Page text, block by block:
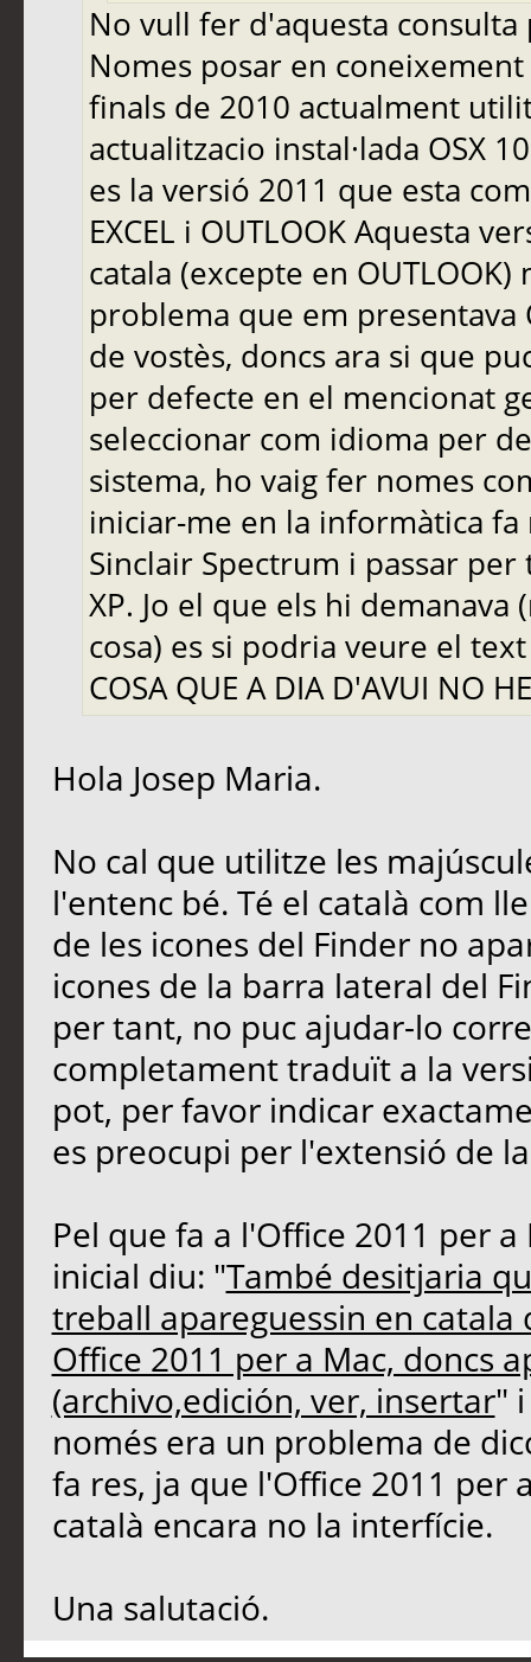
No vull fer d'aquesta
Nomes posar en
finals de 2010 actualment
actualitzacio instal·lada OSX
es la versió 2011 que esta
EXCEL i OUTLOOK Aquesta
catala (excepte en
problema que em
de vostès, doncs ara si que
per defecte en el mencionat
seleccionar com idioma per
sistema, ho vaig fer nomes
iniciar-me en la informàtica
Sinclair Spectrum i passar
XP. Jo el que els hi
cosa) es si podria veure el text
COSA QUE A DIA D'AVUI NO
Hola Josep Maria.
No cal que utilitze les
l'entenc bé. Té el català com
de les icones del Finder no
icones de la barra lateral del
per tant, no puc ajudar-lo
completament traduït a la
pot, per favor indicar
es preocupi per l'extensió de
Pel que fa a l'Office 2011 per
inicial diu: "També desitjaria
treball apareguessin en
Office 2011 per a Mac, doncs
(archivo,edición, ver, insertar"
només era un problema de
fa res, ja que l'Office 2011 per
català encara no la interfície.
Una salutació.